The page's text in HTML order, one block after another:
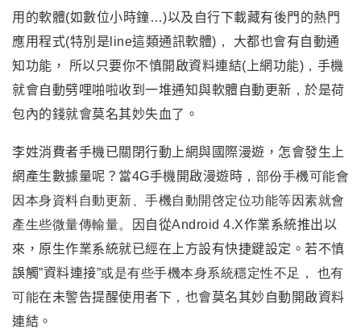
用的軟體(如數位小時鐘…)以及自行下載藏有後門的熱門
應用程式(特別是 line這類通訊軟體)， 大都也會有自動通
知功能，
所以只要你不慎開啟資料連結( 上網功能)， 手機
就會自動劈哩啪啦收到一堆通知與軟體自動更新 ， 於是荷
包內的錢就會莫名其妙失血了。
李姓消費者手機已關閉行動上網與國際漫遊，怎會發生上
網產生數據量呢？當4G手機開啟漫遊時 ，部份手機可能會
因本身資料自動更新、手機自動開啓定位功能等因素就會
產生些微量傳輸量。
因自從Android 4.X作業系統推出以
來，原生作業系統就已經在上方設有快捷鍵設定。若不慎
誤觸”資料連接”或是有些手機本身系統穩定性不足， 也有
可能在未警告提醒使用者下 ， 也會莫名其妙自動開啟資料
連結。